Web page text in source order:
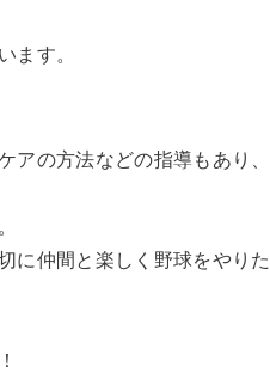
ます。
アの方法などの指導もあり、
に仲間と楽しく野球をやりた